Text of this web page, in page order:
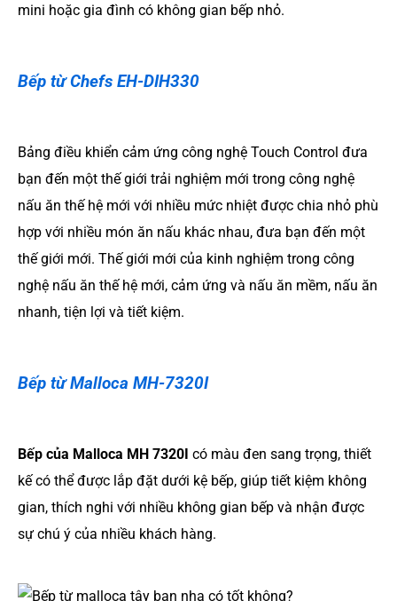
mini hoặc gia đình có không gian bếp nhỏ.
Bếp từ Chefs EH-DIH330
Bảng điều khiển cảm ứng công nghệ Touch Control đưa
bạn đến một thế giới trải nghiệm mới trong công nghệ
nấu ăn thế hệ mới với nhiều mức nhiệt được chia nhỏ phù
hợp với nhiều món ăn nấu khác nhau, đưa bạn đến một
thế giới mới. Thế giới mới của kinh nghiệm trong công
nghệ nấu ăn thế hệ mới, cảm ứng và nấu ăn mềm, nấu ăn
nhanh, tiện lợi và tiết kiệm.
Bếp từ Malloca MH-7320I
Bếp của Malloca MH 7320I có màu đen sang trọng, thiết
kế có thể được lắp đặt dưới kệ bếp, giúp tiết kiệm không
gian, thích nghi với nhiều không gian bếp và nhận được
sự chú ý của nhiều khách hàng.